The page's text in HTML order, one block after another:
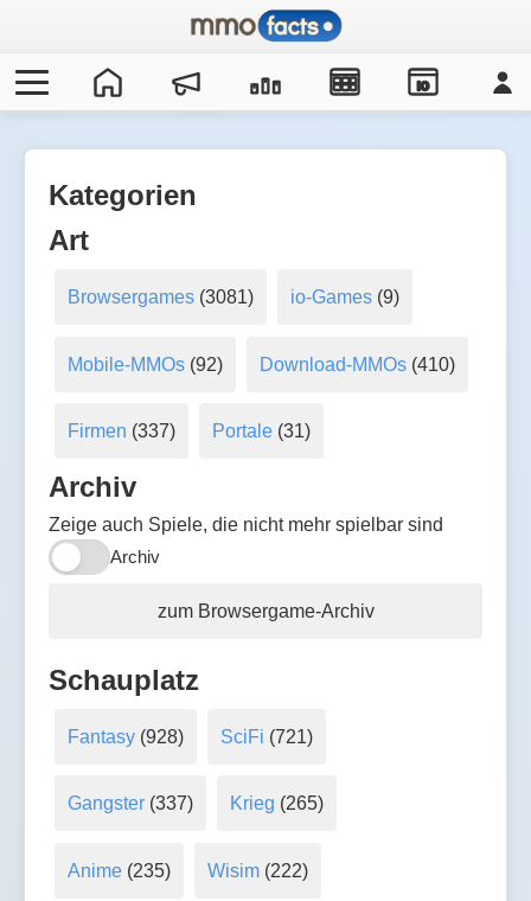
IO
Kategorien
Art
Browsergames(3081) io-Games (9)
Mobile-MMOs(92) Download-MMOs (410)
Firmen (337) Portale (31)
Archiv
Zeige auch Spiele, die nicht mehr spielbar sind
Archiv
zum Browsergame-Archiv
Schauplatz
Fantasy(928) SciFi (721)
Gangster(337) Krieg (265)
Anime(235) Wisim (222)